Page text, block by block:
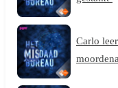
Carlo